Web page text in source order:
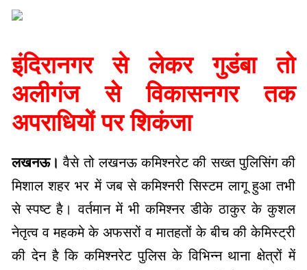
इंदिरानगर से लेकर गुडंबा तो
अलीगंज से विकासनगर तक
अपराधियों पर शिकंजा
लखनऊ।वैसे तो लखनऊ कमिश्नरेट की सख्त पुलिसिंग की
मिशाल शहर भर में जब से कमिश्नरी सिस्टम लागू हुआ तभी
से स्पष्ट है। वर्तमान में भी कमिश्नर डीके ठाकुर के कुशल
नेतृत्व व महकमे के अफसरों व मातहतों के बीच की केमिस्ट्री
की देन है कि कमिश्नरेट पुलिस के विभिन्न थाना क्षेत्रों में